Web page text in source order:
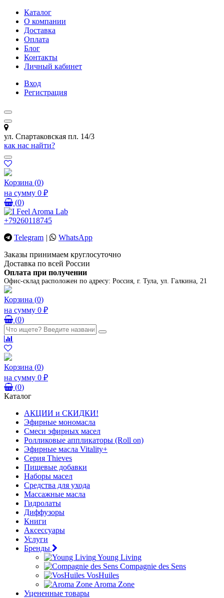
Каталог
О компании
Доставка
Оплата
Блог
Контакты
Личный кабинет
Вход
Регистрация
ул. Спартаковская пл. 14/3
как нас найти?
Корзина (0)
на сумму 0 ₽
(0)
+79260118745
Telegram |
WhatsApp
Заказы принимаем круглосуточно
Доставка по всей России
Оплата при получении
Офис-склад расположен по адресу: Россия, г. Тула, ул. Галкина, 21
Корзина (0)
на сумму 0 ₽
(0)
Корзина (0)
на сумму 0 ₽
(0)
Каталог
АКЦИИ и СКИДКИ!
Эфирные мономасла
Смеси эфирных масел
Ролликовые аппликаторы (Roll on)
Эфирные масла Vitality+
Серия Thieves
Пищевые добавки
Наборы масел
Средства для ухода
Массажные масла
Гидролаты
Диффузоры
Книги
Аксессуары
Услуги
Бренды
Young Living
Compagnie des Sens
VosHuiles
Aroma Zone
Уцененные товары